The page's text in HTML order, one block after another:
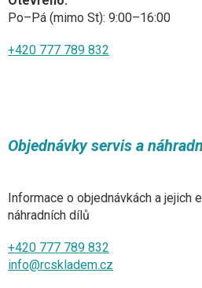
Po–Pá (mimo St): 9:00–16:00
+420 777 789 832
Objednávky servis a
Informace o objednávkách a jejich
náhradních dílů
+420 777 789 832
info@rcskladem.cz